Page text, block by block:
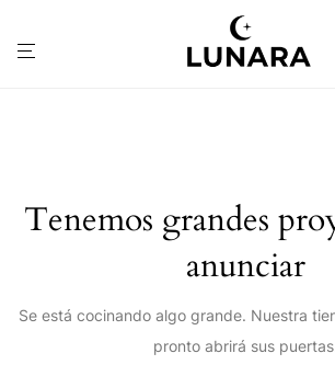
Tenemos grandes
anunciar
Se está cocinando algo grande. Nuestra
pronto abrirá sus